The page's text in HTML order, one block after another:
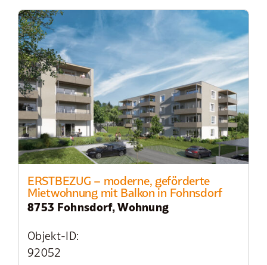
ERSTBEZUG – moderne, geförderte
Mietwohnung mit Balkon in Fohnsdorf
8753 Fohnsdorf, Wohnung
Objekt-ID:
92052